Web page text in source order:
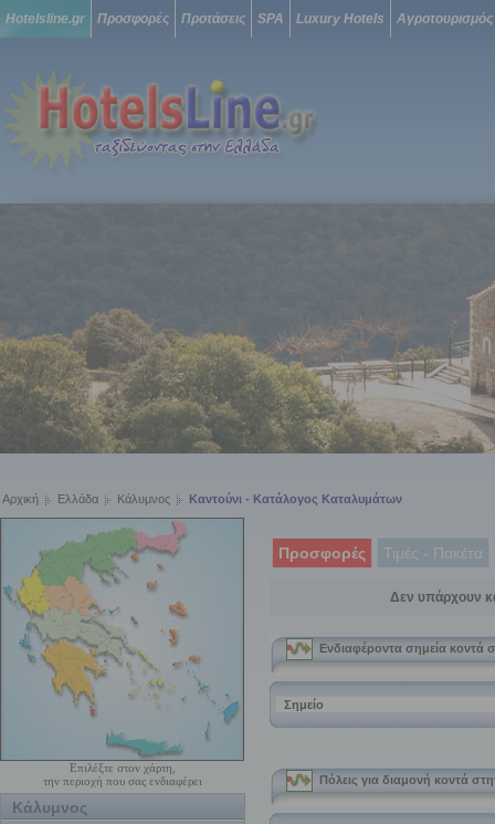
Hotelsline.gr Προσφορές Προτάσεις SPA Luxury Hotels Αγροτουρισμός
Αρχική Ελλάδα Κάλυμνος Καντούνι - Κατάλογος Καταλυμάτων
Επιλέξτε στον χάρτη,
την περιοχή που σας ενδιαφέρει
Κάλυμνος
Προσφορές Τιμές - Πακέτα
Δεν υπάρχουν